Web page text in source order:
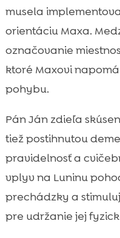
musela
orientáciu Maxa.
označovanie
ktoré Maxovi
pohybu.
Pán Ján zdieľa
tiež postihnutou
pravidelnosť a
vplyv na Luninu
prechádzky a
pre udržanie jej